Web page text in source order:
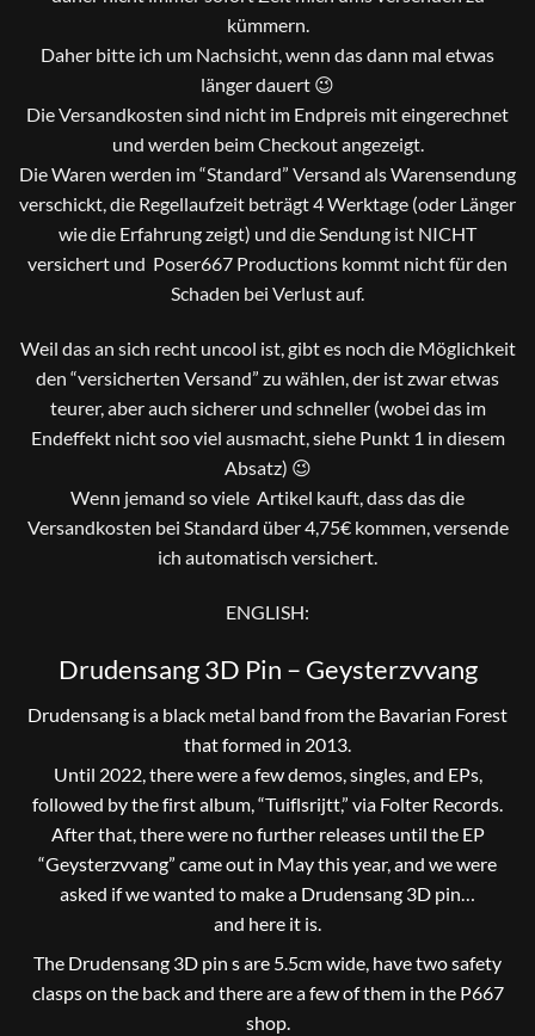
kümmern.
Daher bitte ich um Nachsicht, wenn das dann mal etwas
länger dauert 😉
Die Versandkosten sind nicht im Endpreis mit eingerechnet
und werden beim Checkout angezeigt.
Die Waren werden im “Standard” Versand als Warensendung
verschickt, die Regellaufzeit beträgt 4 Werktage (oder Länger
wie die Erfahrung zeigt) und die Sendung ist NICHT
versichert und Poser667 Productions kommt nicht für den
Schaden bei Verlust auf.
Weil das an sich recht uncool ist, gibt es noch die Möglichkeit
den “versicherten Versand” zu wählen, der ist zwar etwas
teurer, aber auch sicherer und schneller (wobei das im
Endeffekt nicht soo viel ausmacht, siehe Punkt 1 in diesem
Absatz) 😉
Wenn jemand so viele Artikel kauft, dass das die
Versandkosten bei Standard über 4,75€ kommen, versende
ich automatisch versichert.
ENGLISH:
Drudensang 3D Pin – Geysterzvvang
Drudensang is a black metal band from the Bavarian Forest
that formed in 2013.
Until 2022, there were a few demos, singles, and EPs,
followed by the first album, “Tuiflsrijtt,” via Folter Records.
After that, there were no further releases until the EP
“Geysterzvvang” came out in May this year, and we were
asked if we wanted to make a Drudensang 3D pin…
and here it is.
The Drudensang 3D pin s are 5.5cm wide, have two safety
clasps on the back and there are a few of them in the P667
shop.